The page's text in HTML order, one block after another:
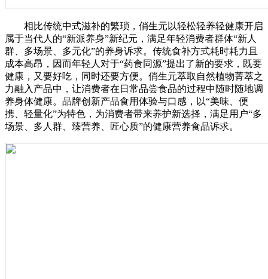
相比传统中式滋补的繁琐，俏生元以轻松轻养轻健康开启
属于当代人的“新派养身”新纪元，满足年轻消费者群体“新人
群、多场景、多元化”的养身诉求。传统食补方式耗时耗力且
成本高昂，因而年轻人对于“药食同源”提出了新的要求，既要
健康，又要好吃，同时还要方便。俏生元萃取自然植物菁萃之
力融入产品中，让消费者在日常品尝食品的过程中随时随地调
养身体健康。品牌创新产品食用体验与口感，以“美味、便
携、轻量化”为特色，为消费者带来养护新选择，满足用户“多
场景、多人群、臻营养、匠心质”的健康营养食品诉求。